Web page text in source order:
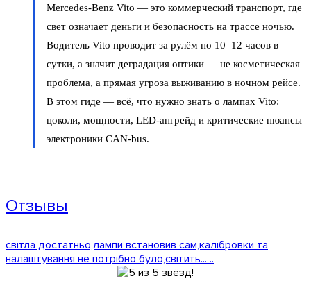
Mercedes-Benz Vito — это коммерческий транспорт, где
свет означает деньги и безопасность на трассе ночью.
Водитель Vito проводит за рулём по 10–12 часов в
сутки, а значит деградация оптики — не косметическая
проблема, а прямая угроза выживанию в ночном рейсе.
В этом гиде — всё, что нужно знать о лампах Vito:
цоколи, мощности, LED-апгрейд и критические нюансы
электроники CAN-bus.
Отзывы
світла достатньо,лампи встановив сам,калібровки та
налаштування не потрібно було,світить... ..